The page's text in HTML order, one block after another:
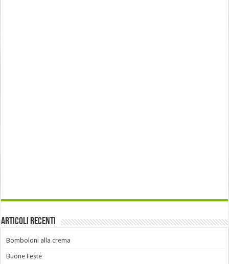
Articoli recenti
Bomboloni alla crema
Buone Feste